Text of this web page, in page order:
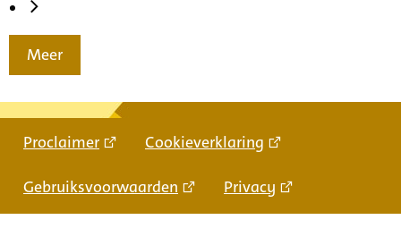
Meer
Proclaimer Cookieverklaring
Gebruiksvoorwaarden Privacy